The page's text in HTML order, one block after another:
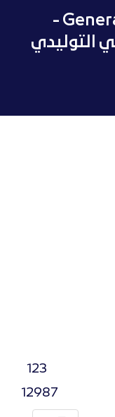
Generative AI Fundamentals -
التوليدي
123
12987